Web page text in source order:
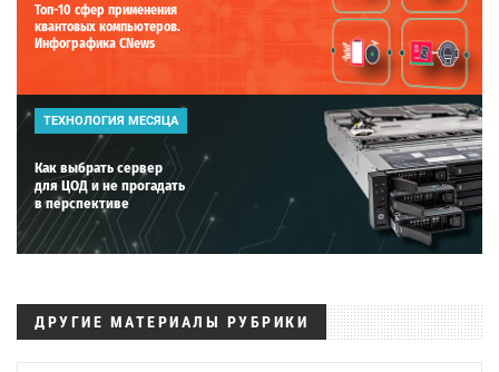
Топ-10 сфер применения
квантовых компьютеров.
Инфографика CNews
ТЕХНОЛОГИЯ МЕСЯЦА
Как выбрать сервер
для ЦОД и не прогадать
в перспективе
ДРУГИЕ МАТЕРИАЛЫ РУБРИКИ